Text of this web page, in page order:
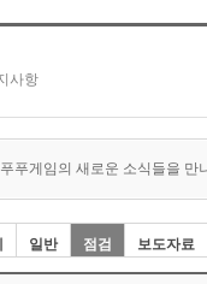
푸푸게임의 새로운 소식들을 만
일반 점검 보도자료